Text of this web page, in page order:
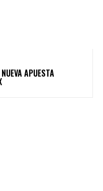
APUESTA